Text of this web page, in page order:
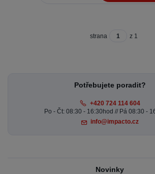
strana z 1
Potřebujete poradit?
+420 724 114 604
Po - Čt: 08:30 - 16:30hod // Pá 08:30 -
info@impacto.cz
Novinky